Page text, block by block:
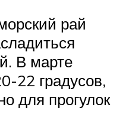
рай
В марте
22 градусов,
для прогулок